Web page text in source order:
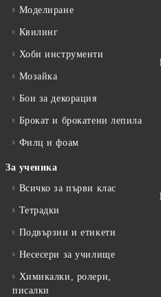
Моделиране
Квилинг
Хоби инструменти
Мозайка
Бои за декорация
Брокат и брокатени лепила
Филц и фоам
За ученика
Всичко за първи клас
Тетрадки
Подвързии и етикети
Несесери за училище
Химикалки, ролери,
писалки